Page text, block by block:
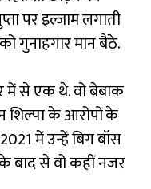
पर इल्जाम लगाती
गुनाहगार मान बैठे.
में से एक थे. वो बेबाक
के आरोपों के
में उन्हें बिग बॉस
बाद से वो कहीं नजर